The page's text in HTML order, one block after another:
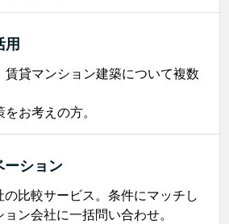
用
貸マンション建築について複数
お考えの方。
ーション
比較サービス。条件にマッチし
ン会社に一括問い合わせ。